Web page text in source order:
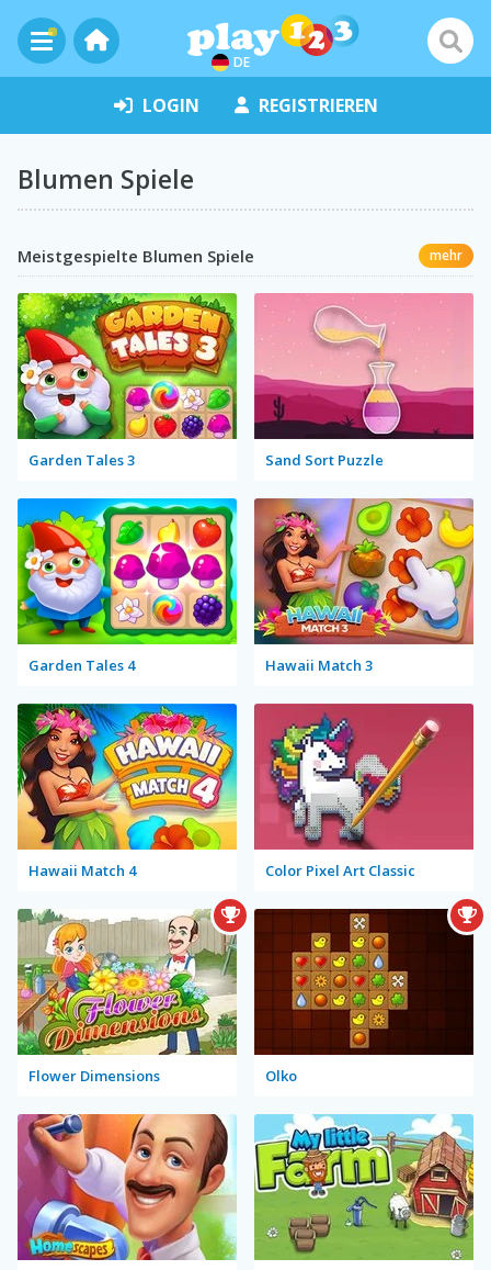
DE
LOGIN REGISTRIEREN
Blumen Spiele
Meistgespielte Blumen Spiele mehr
Garden Tales 3 Sand Sort Puzzle
Garden Tales 4 Hawaii Match 3
Hawaii Match 4 Color Pixel Art Classic
Flower Dimensions Olko